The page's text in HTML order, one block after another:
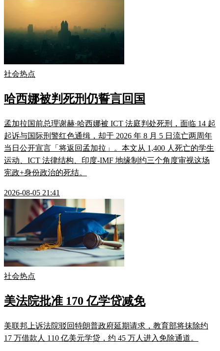
社会热点
哈西娜被判死刑仍誓言回国
孟加拉国前总理谢赫·哈西娜被 ICT 法庭判处死刑，面临 14 起
起诉与国际刑警红色通缉，却于 2026 年 8 月 5 日流亡两周年
当日公开宣言「将返回孟加拉」。本文从 1,400 人死亡的学生
运动、ICT 法律结构、印度-IMF 地缘制约三个角度审视这场
宪政+身份政治的死结。
2026-08-05 21:41
社会热点
美法院批准 170 亿学贷减免
美联邦上诉法院驳回特朗普政府延期请求，教育部将抹除约
17 万借款人 110 亿美元学贷，约 45 万人进入免除通道。